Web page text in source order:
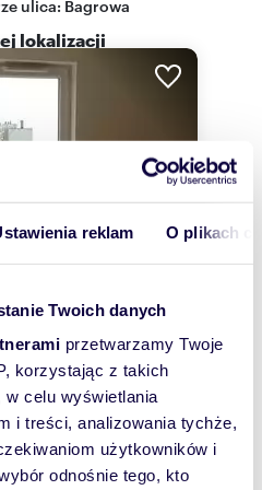
reklam O plikach
Twoich danych
przetwarzamy Twoje
korzystając z takich
w celu wyświetlania
i treści, analizowania tychże,
użytkowników i
odnośnie tego, kto
ulica: Bagrowa
lokalizacji
zł/m
700 zł